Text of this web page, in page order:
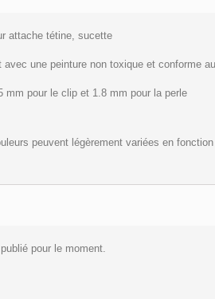
attache tétine, sucette
avec une peinture non toxique et conforme
mm pour le clip et 1.8 mm pour la perle
peuvent légèrement variées en
pour le moment.